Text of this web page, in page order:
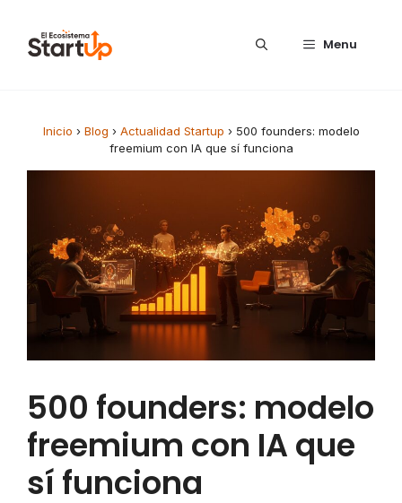
Menu
Inicio › Blog › Actualidad Startup › 500 founders: modelo
freemium con IA que sí funciona
500 founders: modelo
freemium con IA que
sí funciona